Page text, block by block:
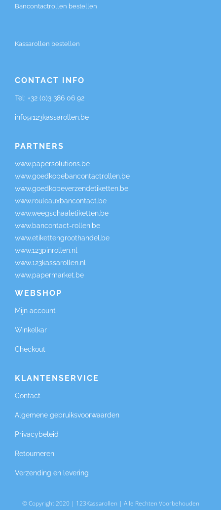
Bancontactrollen bestellen
Kassarollen bestellen
CONTACT INFO
Tel: +32 (0)3 386 06 92
info@123kassarollen.be
PARTNERS
www.papersolutions.be
www.goedkopebancontactrollen.be
www.goedkopeverzendetiketten.be
www.rouleauxbancontact.be
www.weegschaaletiketten.be
www.bancontact-rollen.be
www.etikettengroothandel.be
www.123pinrollen.nl
www.123kassarollen.nl
www.papermarket.be
WEBSHOP
Mijn account
Winkelkar
Checkout
KLANTENSERVICE
Contact
Algemene gebruiksvoorwaarden
Privacybeleid
Retourneren
Verzending en levering
© Copyright 2020 | 123Kassarollen | Alle Rechten Voorbehouden